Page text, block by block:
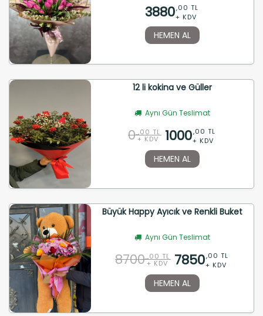
3880,00 TL
+ KDV
HEMEN AL
12 li kokina ve Güller
Aynı Gün Teslimat
0 ,00 TL
+ KDV 1000,00 TL
+ KDV
HEMEN AL
Büyük Happy Ayıcık ve Renkli Buket
Aynı Gün Teslimat
8700 ,00 TL
+ KDV 7850,00 TL
+ KDV
HEMEN AL